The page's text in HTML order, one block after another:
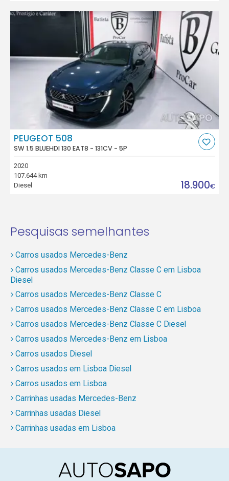
PEUGEOT 508
SW 1.5 BLUEHDI 130 EAT8 - 131CV - 5P
2020
107.644 km
Diesel
18.900€
Pesquisas semelhantes
Carros usados Mercedes-Benz
Carros usados Mercedes-Benz Classe C em Lisboa
Diesel
Carros usados Mercedes-Benz Classe C
Carros usados Mercedes-Benz Classe C em Lisboa
Carros usados Mercedes-Benz Classe C Diesel
Carros usados Mercedes-Benz em Lisboa
Carros usados Diesel
Carros usados em Lisboa Diesel
Carros usados em Lisboa
Carrinhas usadas Mercedes-Benz
Carrinhas usadas Diesel
Carrinhas usadas em Lisboa